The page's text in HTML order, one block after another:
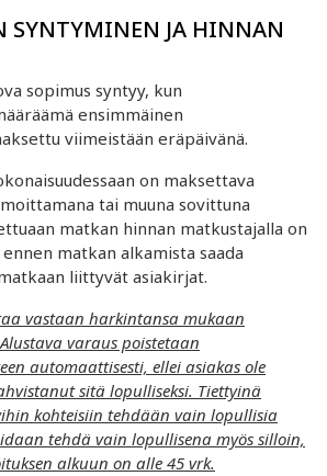
SYNTYMINEN JA HINNAN
sopimus syntyy, kun
ensimmäinen
viimeistään eräpäivänä.
on maksettava
tai muuna sovittuna
matkan hinnan matkustajalla on
matkan alkamista saada
liittyvät asiakirjat.
vastaan harkintansa mukaan
varaus poistetaan
automaattisesti, ellei asiakas ole
sitä lopulliseksi. Tiettyinä
kohteisiin tehdään vain lopullisia
tehdä vain lopullisena myös silloin,
alkuun on alle 45 vrk.